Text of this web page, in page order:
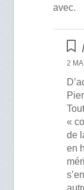
avec.
2
«
de
en